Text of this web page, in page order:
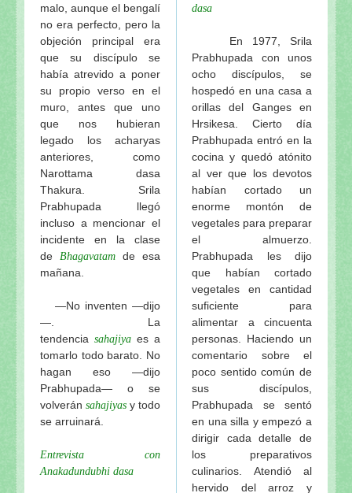
malo, aunque el bengalí
no era perfecto, pero la
objeción principal era
que su discípulo se
había atrevido a poner
su propio verso en el
muro, antes que uno
que nos hubieran
legado los acharyas
anteriores, como
Narottama dasa
Thakura. Srila
Prabhupada llegó
incluso a mencionar el
incidente en la clase
de Bhagavatam de esa
mañana.
—No inventen —dijo
—. La
tendencia sahajiya es a
tomarlo todo barato. No
hagan eso —dijo
Prabhupada— o se
volverán sahajiyas y todo
se arruinará.
Entrevista con
Anakadundubhi dasa
dasa
En 1977, Srila
Prabhupada con unos
ocho discípulos, se
hospedó en una casa a
orillas del Ganges en
Hrsikesa. Cierto día
Prabhupada entró en la
cocina y quedó atónito
al ver que los devotos
habían cortado un
enorme montón de
vegetales para preparar
el almuerzo.
Prabhupada les dijo
que habían cortado
vegetales en cantidad
suficiente para
alimentar a cincuenta
personas. Haciendo un
comentario sobre el
poco sentido común de
sus discípulos,
Prabhupada se sentó
en una silla y empezó a
dirigir cada detalle de
los preparativos
culinarios. Atendió al
hervido del arroz y